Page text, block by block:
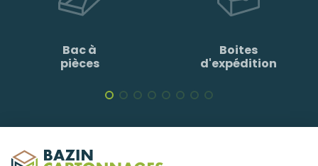
Bac à
pièces
Boites
d'expédition